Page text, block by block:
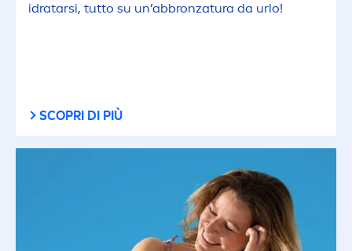
idratarsi, tutto su un’abbronzatura da urlo!
SCOPRI DI PIÙ